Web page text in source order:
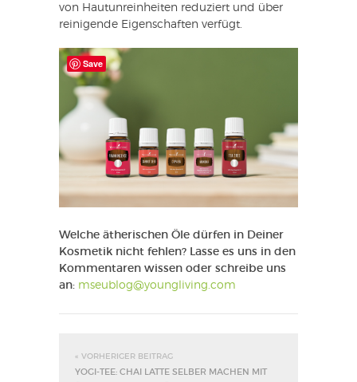
von Hautunreinheiten reduziert und über
reinigende Eigenschaften verfügt.
Welche ätherischen Öle dürfen in Deiner
Kosmetik nicht fehlen? Lasse es uns in den
Kommentaren wissen oder schreibe uns
an: mseublog@youngliving.com
« VORHERIGER BEITRAG
YOGI-TEE: CHAI LATTE SELBER MACHEN MIT
Save